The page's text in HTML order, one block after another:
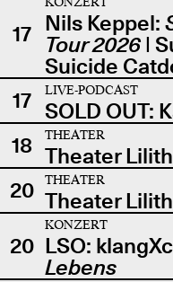
17 Nils Keppel:
Tour 2026|
Suicide
17
LIVE-PODCAST
SOLD OUT:
18
THEATER
Theater
20
THEATER
Theater
20
KONZERT
LSO:
Lebens